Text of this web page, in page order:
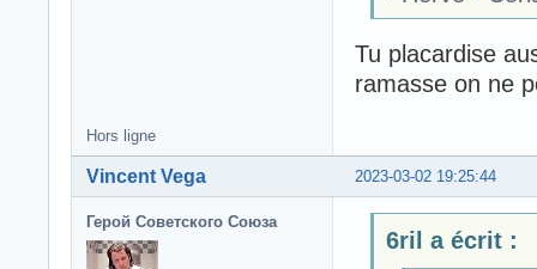
Tu placardise
ramasse on ne
Hors ligne
2023-03-02 19:25:44
Vincent Vega
Герой Советского Союза
6ril a écrit :